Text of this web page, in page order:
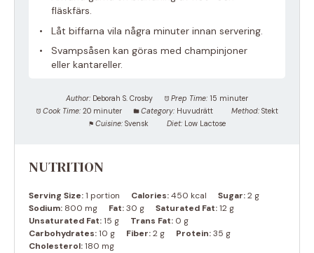
fläskfärs.
Låt biffarna vila några minuter innan servering.
Svampsåsen kan göras med champinjoner
eller kantareller.
Author: Deborah S. Crosby Prep Time: 15 minuter
Cook Time: 20 minuter Category: Huvudrätt Method: Stekt
Cuisine: Svensk Diet: Low Lactose
NUTRITION
Serving Size:1 portion Calories:450 kcal Sugar:2 g
Sodium: 800 mg Fat:30 g Saturated Fat:12 g
Unsaturated Fat:15 g Trans Fat: 0 g
Carbohydrates:10 g Fiber:2 g Protein:35 g
Cholesterol:180 mg